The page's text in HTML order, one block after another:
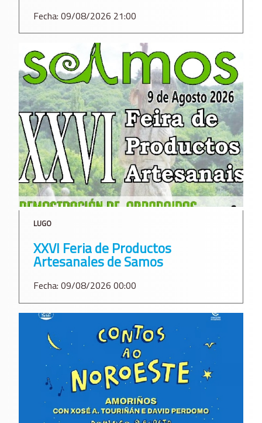
Fecha: 09/08/2026 21:00
LUGO
XXVI Feria de Productos
Artesanales de Samos
Fecha: 09/08/2026 00:00